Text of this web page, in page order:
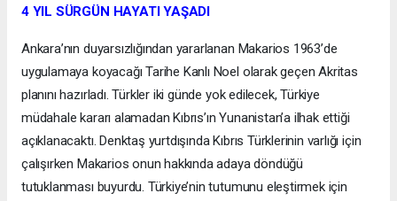
4 YIL SÜRGÜN HAYATI YAŞADI
Ankara’nın duyarsızlığından yararlanan Makarios 1963’de
uygulamaya koyacağı Tarihe Kanlı Noel olarak geçen Akritas
planını hazırladı. Türkler iki günde yok edilecek, Türkiye
müdahale kararı alamadan Kıbrıs’ın Yunanistan’a ilhak ettiği
açıklanacaktı. Denktaş yurtdışında Kıbrıs Türklerinin varlığı için
çalışırken Makarios onun hakkında adaya döndüğü
tutuklanması buyurdu. Türkiye’nin tutumunu eleştirmek için